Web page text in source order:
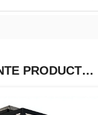
VERWANTE PRODUCTEN